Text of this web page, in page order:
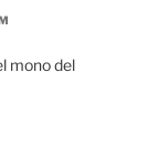
mono del